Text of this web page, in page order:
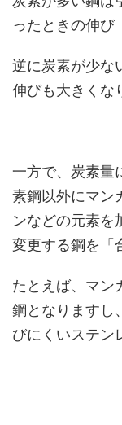
ったときの伸び
逆に炭素が少な
伸びも大きくな
一方で、炭素量
素鋼以外にマン
ンなどの元素を
変更する鋼を「
たとえば、マン
鋼となりますし
びにくいステン